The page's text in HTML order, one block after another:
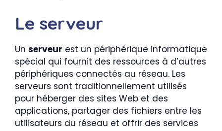
Le serveur
Un serveur est un périphérique informatique
spécial qui fournit des ressources à d’autres
périphériques connectés au réseau. Les
serveurs sont traditionnellement utilisés
pour héberger des sites Web et des
applications, partager des fichiers entre les
utilisateurs du réseau et offrir des services